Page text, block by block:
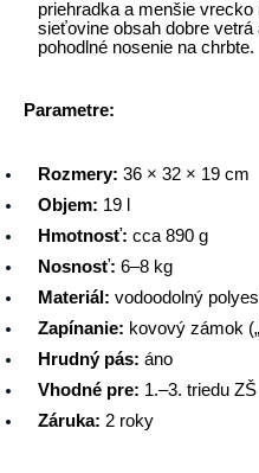
priehradka a menšie
sieťovine obsah dobre
pohodlné nosenie na chrbte.
Parametre:
Rozmery: 36 × 32 × 19 cm
Objem: 19 l
Hmotnosť: cca 890 g
Nosnosť: 6–8 kg
Materiál: vodoodolný
Zapínanie: kovový zámok
Hrudný pás: áno
Vhodné pre: 1.–3. triedu ZŠ
Záruka: 2 roky